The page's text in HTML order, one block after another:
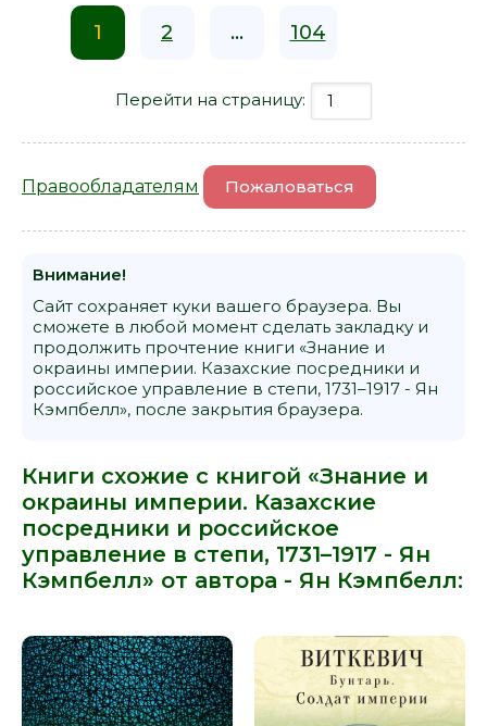
1 2 ... 104
Перейти на страницу:
Правообладателям Пожаловаться
Внимание!
Сайт сохраняет куки вашего браузера. Вы
сможете в любой момент сделать закладку и
продолжить прочтение книги «Знание и
окраины империи. Казахские посредники и
российское управление в степи, 1731–1917 - Ян
Кэмпбелл», после закрытия браузера.
Книги схожие с книгой «Знание и
окраины империи. Казахские
посредники и российское
управление в степи, 1731–1917 - Ян
Кэмпбелл» от автора - Ян Кэмпбелл: